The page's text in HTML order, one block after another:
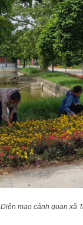
Diện mạo cảnh quan xã